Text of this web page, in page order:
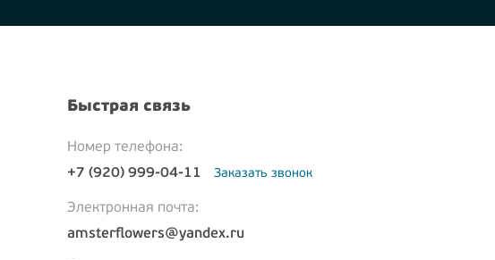
Быстрая связь
Номер телефона:
+7 (920) 999-04-11
Заказать звонок
Электронная почта:
amsterflowers@yandex.ru